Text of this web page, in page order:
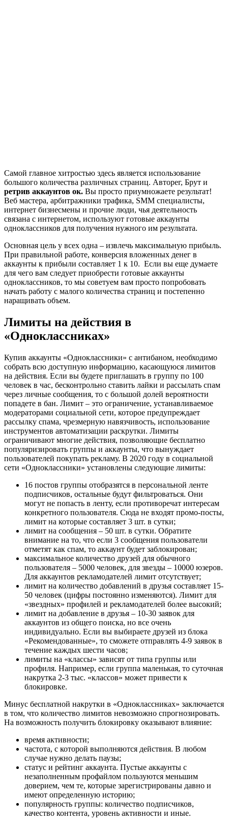
Самой главное хитростью здесь является использование
большого количества различных страниц. Авторег, Брут и
ретрив аккаунтов ок. Вы просто приумножаете результат!
Веб мастера, арбитражники трафика, SMM специалисты,
интернет бизнесмены и прочие люди, чья деятельность
связана с интернетом, используют готовые аккаунты
одноклассников для получения нужного им результата.
Основная цель у всех одна – извлечь максимальную прибыль.
При правильной работе, конверсия вложенных денег в
аккаунты к прибыли составляет 1 к 10. Если вы еще думаете
для чего вам следует приобрести готовые аккаунты
одноклассников, то мы советуем вам просто попробовать
начать работу с малого количества страниц и постепенно
наращивать объем.
Лимиты на действия в
«Одноклассниках»
Купив аккаунты «Одноклассники» с антибаном, необходимо
собрать всю доступную информацию, касающуюся лимитов
на действия. Если вы будете приглашать в группу по 100
человек в час, бесконтрольно ставить лайки и рассылать спам
через личные сообщения, то с большой долей вероятности
попадете в бан. Лимит – это ограничение, устанавливаемое
модераторами социальной сети, которое предупреждает
рассылку спама, чрезмерную навязчивость, использование
инструментов автоматизации раскрутки. Лимиты
ограничивают многие действия, позволяющие бесплатно
популяризировать группы и аккаунты, что вынуждает
пользователей покупать рекламу. В 2020 году в социальной
сети «Одноклассники» установлены следующие лимиты:
16 постов группы отобразятся в персональной ленте
подписчиков, остальные будут фильтроваться. Они
могут не попасть в ленту, если противоречат интересам
конкретного пользователя. Сюда не входят промо-посты,
лимит на которые составляет 3 шт. в сутки;
лимит на сообщения – 50 шт. в сутки. Обратите
внимание на то, что если 3 сообщения пользователи
отметят как спам, то аккаунт будет заблокирован;
максимальное количество друзей для обычного
пользователя – 5000 человек, для звезды – 10000 юзеров.
Для аккаунтов рекламодателей лимит отсутствует;
лимит на количество добавлений в друзья составляет 15-
50 человек (цифры постоянно изменяются). Лимит для
«звездных» профилей и рекламодателей более высокий;
лимит на добавление в друзья – 10-30 заявок для
аккаунтов из общего поиска, но все очень
индивидуально. Если вы выбираете друзей из блока
«Рекомендованные», то сможете отправлять 4-9 заявок в
течение каждых шести часов;
лимиты на «классы» зависят от типа группы или
профиля. Например, если группа маленькая, то суточная
накрутка 2-3 тыс. «классов» может привести к
блокировке.
Минус бесплатной накрутки в «Одноклассниках» заключается
в том, что количество лимитов невозможно спрогнозировать.
На возможность получить блокировку оказывают влияние:
время активности;
частота, с которой выполняются действия. В любом
случае нужно делать паузы;
статус и рейтинг аккаунта. Пустые аккаунты с
незаполненным профайлом пользуются меньшим
доверием, чем те, которые зарегистрированы давно и
имеют определенную историю;
популярность группы: количество подписчиков,
качество контента, уровень активности и иные.